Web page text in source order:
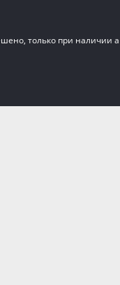
только при наличии